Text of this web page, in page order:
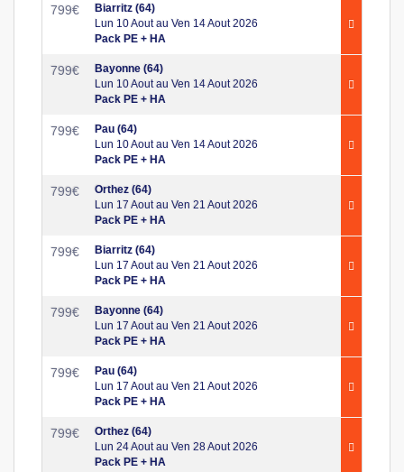
799€
Biarritz (64)
Lun 10 Aout au Ven 14 Aout 2026
Pack PE + HA
799€
Bayonne (64)
Lun 10 Aout au Ven 14 Aout 2026
Pack PE + HA
799€
Pau (64)
Lun 10 Aout au Ven 14 Aout 2026
Pack PE + HA
799€
Orthez (64)
Lun 17 Aout au Ven 21 Aout 2026
Pack PE + HA
799€
Biarritz (64)
Lun 17 Aout au Ven 21 Aout 2026
Pack PE + HA
799€
Bayonne (64)
Lun 17 Aout au Ven 21 Aout 2026
Pack PE + HA
799€
Pau (64)
Lun 17 Aout au Ven 21 Aout 2026
Pack PE + HA
799€
Orthez (64)
Lun 24 Aout au Ven 28 Aout 2026
Pack PE + HA